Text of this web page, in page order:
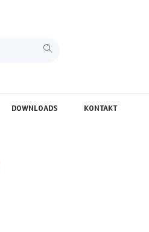
DOWNLOADS KONTAKT